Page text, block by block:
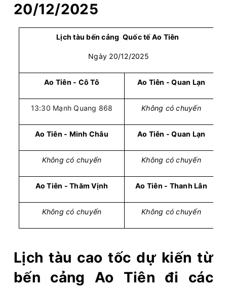
20/12/2025
Lịch tàu bến cảng Quốc tế Ao Tiên
Ngày 20/12/2025
Ao Tiên - Cô Tô Ao Tiên - Quan Lạn
13:30 Mạnh Quang 868 Không có chuyến
Ao Tiên - Minh Châu Ao Tiên - Quan Lạn
Không có chuyến Không có chuyến
Ao Tiên - Thăm Vịnh Ao Tiên - Thanh Lân
Không có chuyến Không có chuyến
Lịch tàu cao tốc dự kiến từ
bến cảng Ao Tiên đi các